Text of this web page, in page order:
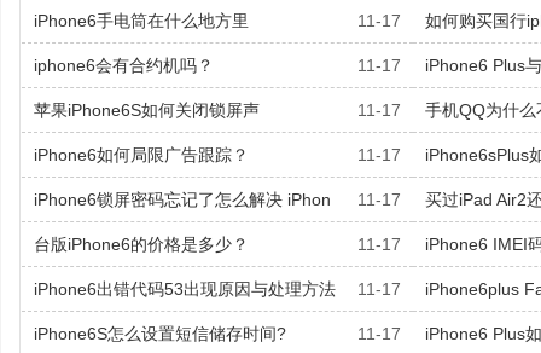
iPhone6手电筒在什么地方里 11-17 如何购买国行
iphone6会有合约机吗？ 11-17 iPhone6 Plus
苹果iPhone6S如何关闭锁屏声 11-17 手机QQ为什
iPhone6如何局限广告跟踪？ 11-17 iPhone6sPlus
iPhone6锁屏密码忘记了怎么解决 iPhon 11-17 买过iPad Air2
台版iPhone6的价格是多少？ 11-17 iPhone6 IMEI
iPhone6出错代码53出现原因与处理方法 11-17 iPhone6plus
iPhone6S怎么设置短信储存时间? 11-17 iPhone6 Plus